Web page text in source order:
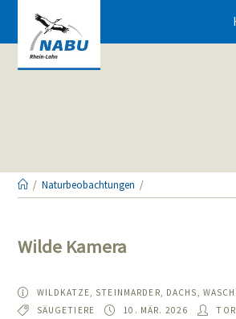
springen
/ Naturbeobachtungen /
Wilde Kamera
ART:
WILDKATZE, STEINMARDER, DACHS,
TYP:
SÄUGETIERE
BEOBACHTET
10. MÄR. 2026